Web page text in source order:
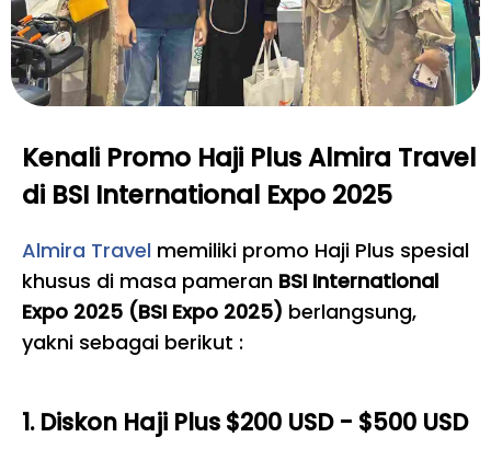
Kenali Promo Haji Plus Almira Travel
di BSI International Expo 2025
Almira Travel memiliki promo Haji Plus spesial
khusus di masa pameran BSI International
Expo 2025 (BSI Expo 2025) berlangsung,
yakni sebagai berikut :
1. Diskon Haji Plus $200 USD - $500 USD